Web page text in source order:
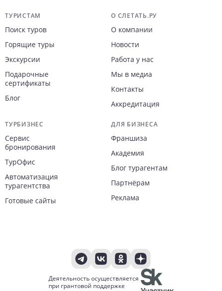
Навигация по сайту
ТУРИСТАМ
Поиск туров
Горящие туры
Экскурсии
Подарочные
сертификаты
Блог
О СЛЕТАТЬ.РУ
О компании
Новости
Работа у нас
Мы в медиа
Контакты
Аккредитация
ТУРБИЗНЕС
Сервис
бронирования
ТурОфис
Автоматизация
турагентства
Готовые сайты
ДЛЯ БИЗНЕСА
Франшиза
Академия
Блог турагентам
Партнёрам
Реклама
Деятельность осуществляется
при грантовой поддержке